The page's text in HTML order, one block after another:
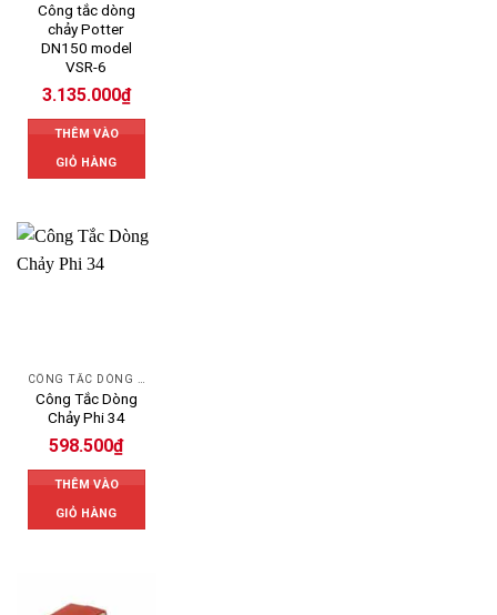
Công tắc dòng
chảy Potter
DN150 model
VSR-6
3.135.000₫
THÊM VÀO
GIỎ HÀNG
CÔNG TẮC DÒNG CHẢY
Công Tắc Dòng
Chảy Phi 34
598.500₫
THÊM VÀO
GIỎ HÀNG